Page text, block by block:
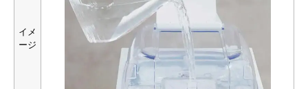
水代 配送料 サーバー代
0円 0円 3,300円
総合評価 ［ ］
天然水 浄水
RO水
宅配型 浄水型
水道直結型
イメ
ージ